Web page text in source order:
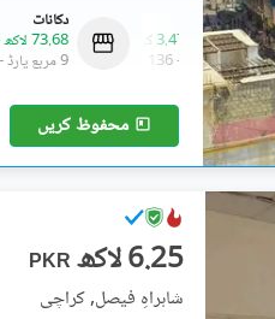
دکانات
73.68 لاکھ
9 مربع یارڈ
-
دفاتر
1.16 کروڑ
3.47 کروڑ
45 مربع یارڈ
-136 مربع یارڈ
محفوظ کریں
PKR 6.25 لاکھ
شاہراہِ فیصل, کراچی